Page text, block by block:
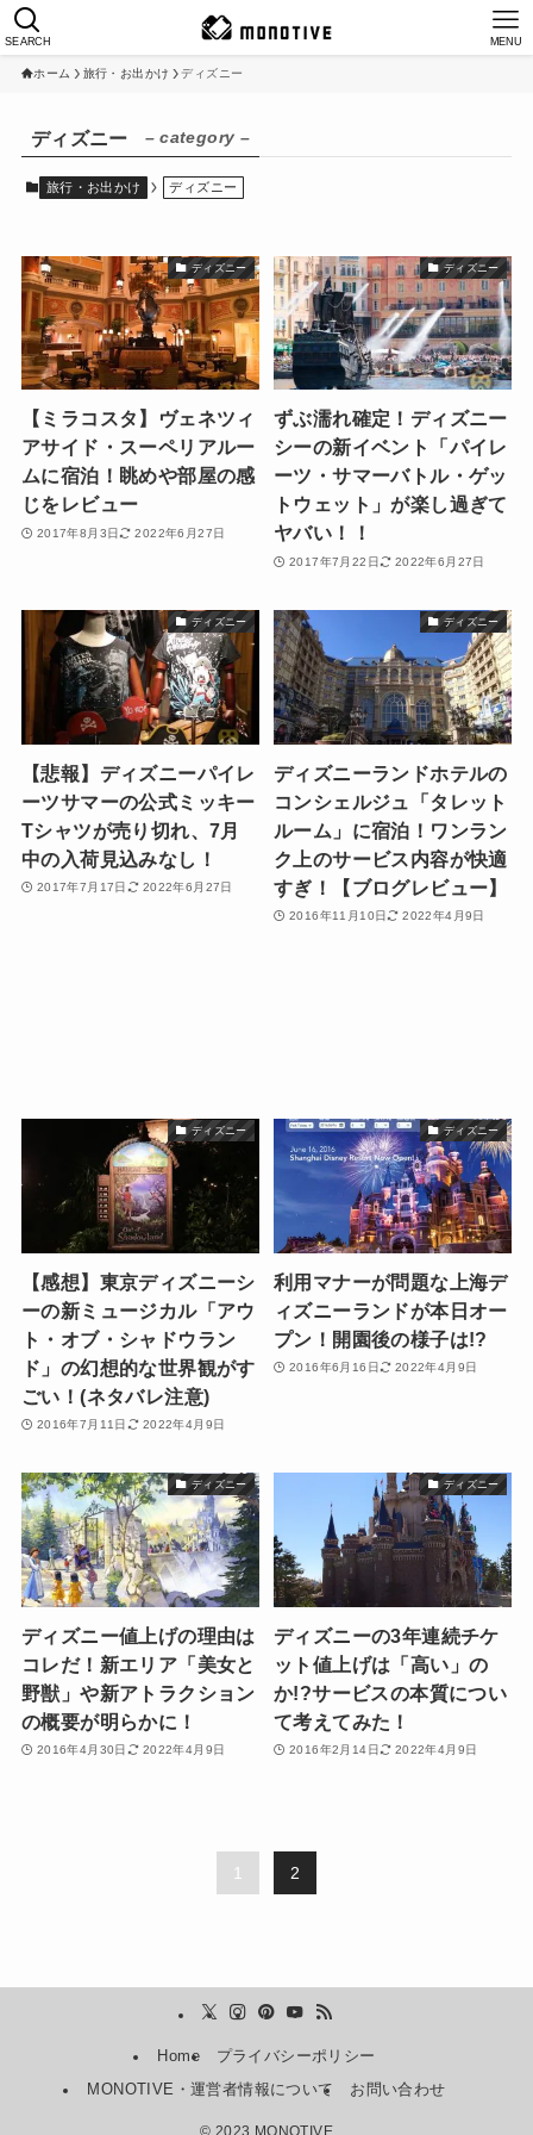
SEARCH MENU
ホーム 旅行・お出かけ ディズニー
ディズニー – category –
旅行・お出かけ ディズニー
ディズニー
【ミラコスタ】ヴェネツィ
アサイド・スーペリアルー
ムに宿泊！眺めや部屋の感
じをレビュー
2017年8月3日 2022年6月27日
ディズニー
ずぶ濡れ確定！ディズニー
シーの新イベント「パイレ
ーツ・サマーバトル・ゲッ
トウェット」が楽し過ぎて
ヤバい！！
2017年7月22日 2022年6月27日
ディズニー
【悲報】ディズニーパイレ
ーツサマーの公式ミッキー
Tシャツが売り切れ、7月
中の入荷見込みなし！
2017年7月17日 2022年6月27日
ディズニー
ディズニーランドホテルの
コンシェルジュ「タレット
ルーム」に宿泊！ワンラン
ク上のサービス内容が快適
すぎ！【ブログレビュー】
2016年11月10日 2022年4月9日
ディズニー
【感想】東京ディズニーシ
ーの新ミュージカル「アウ
ト・オブ・シャドウラン
ド」の幻想的な世界観がす
ごい！(ネタバレ注意)
2016年7月11日 2022年4月9日
ディズニー
利用マナーが問題な上海デ
ィズニーランドが本日オー
プン！開園後の様子は!?
2016年6月16日 2022年4月9日
ディズニー
ディズニー値上げの理由は
コレだ！新エリア「美女と
野獣」や新アトラクション
の概要が明らかに！
2016年4月30日 2022年4月9日
ディズニー
ディズニーの3年連続チケ
ット値上げは「高い」の
か!?サービスの本質につい
て考えてみた！
2016年2月14日 2022年4月9日
1 2
Home
プライバシーポリシー
MONOTIVE・運営者情報について
お問い合わせ
© 2023 MONOTIVE